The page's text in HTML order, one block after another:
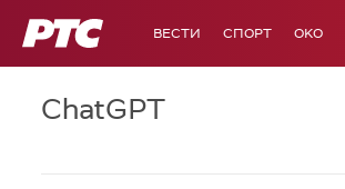
РТС ВЕСТИ СПОРТ OKO
ChatGPT